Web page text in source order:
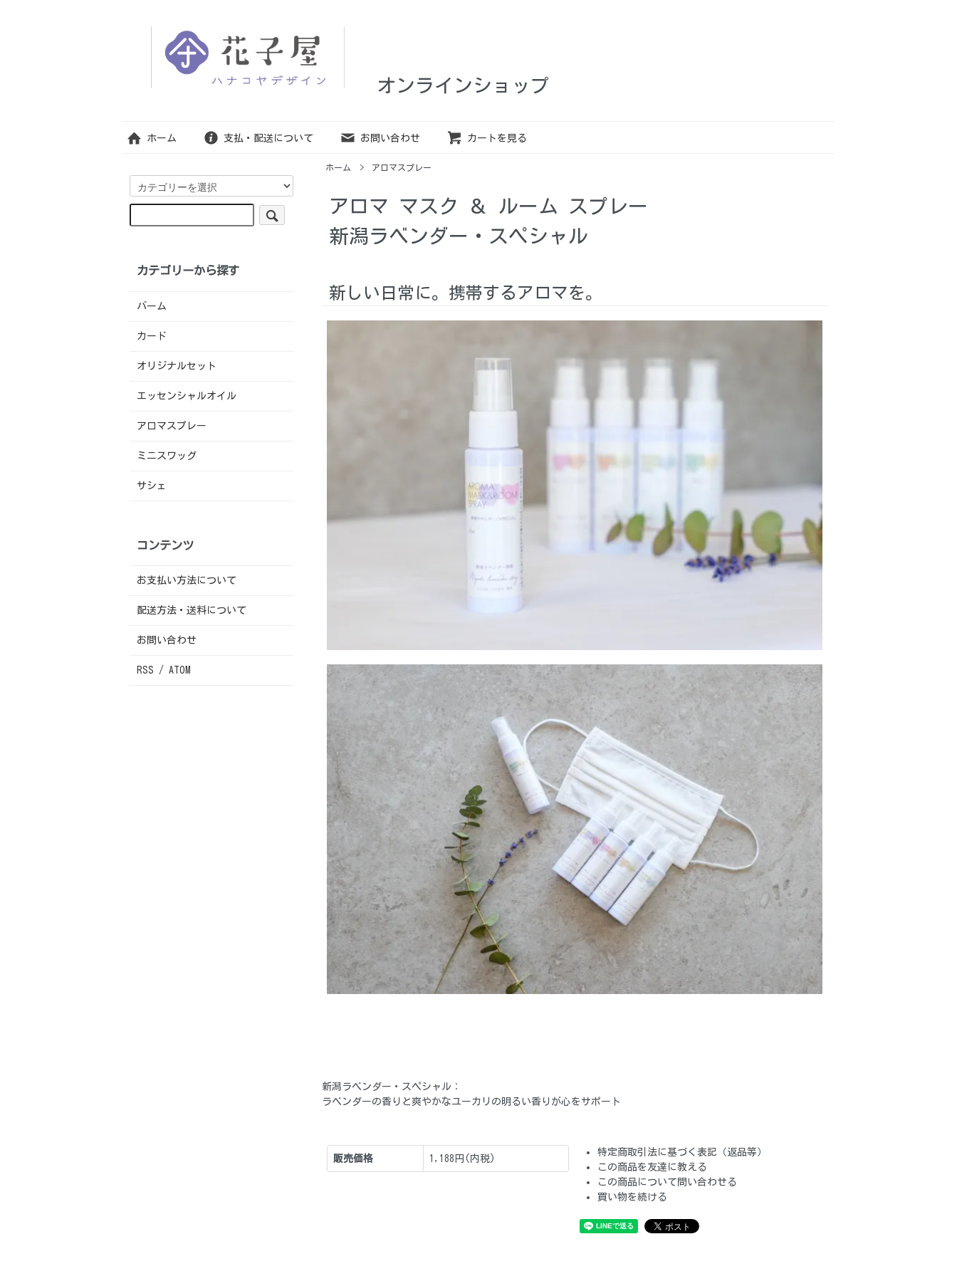
オンラインショップ
ホーム 支払・配送について お問い合わせ カートを見る
ホーム > アロマスプレー
アロマ マスク ＆ ルーム スプレー
新潟ラベンダー・スペシャル
新しい日常に。携帯するアロマを。
新潟ラベンダー・スペシャル：
ラベンダーの香りと爽やかなユーカリの明るい香りが心をサポート
販売価格 1,188円(内税)
特定商取引法に基づく表記（返品等）
この商品を友達に教える
この商品について問い合わせる
買い物を続ける
カテゴリーから探す
バーム
カード
オリジナルセット
エッセンシャルオイル
アロマスプレー
ミニスワッグ
サシェ
コンテンツ
お支払い方法について
配送方法・送料について
お問い合わせ
RSS / ATOM